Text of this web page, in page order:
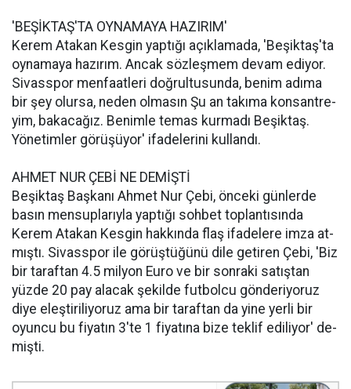
'BEŞİKTAŞ'TA OY­NA­MA­YA HA­ZI­RIM'
Kerem Ata­kan Kes­gin yap­tı­ğı açık­la­ma­da, 'Be­şik­taş'ta
oy­na­ma­ya ha­zı­rım. Ancak söz­leş­mem devam edi­yor.
Si­vass­por men­fa­at­le­ri doğ­rul­tu­sun­da, benim adıma
bir şey olur­sa, neden olmasın Şu an ta­kı­ma kon­sant­re­
yim, ba­ka­ca­ğız. Be­nim­le temas kur­ma­dı Be­şik­taş.
Yönetimler gö­rü­şü­yor' ifa­de­le­ri­ni kul­lan­dı.
AHMET NUR ÇEBİ NE DEMİŞTİ
Be­şik­taş Baş­ka­nı Ahmet Nur Çebi, ön­ce­ki gün­ler­de
basın men­sup­la­rıy­la yap­tı­ğı soh­bet toplan­tı­sın­da
Kerem Ata­kan Kes­gin hak­kın­da flaş ifa­de­le­re imza at­
mış­tı. Si­vass­por ile görüştü­ğü­nü dile ge­ti­ren Çebi, 'Biz
bir ta­raf­tan 4.5 mil­yon Euro ve bir son­ra­ki sa­tış­tan
yüzde 20 pay ala­cak şe­kil­de fut­bol­cu gön­de­ri­yo­ruz
diye eleş­ti­ri­li­yo­ruz ama bir ta­raf­tan da yine yerli bir
oyun­cu bu fi­ya­tın 3'te 1 fi­ya­tı­na bize tek­lif edi­li­yor' de­
miş­ti.